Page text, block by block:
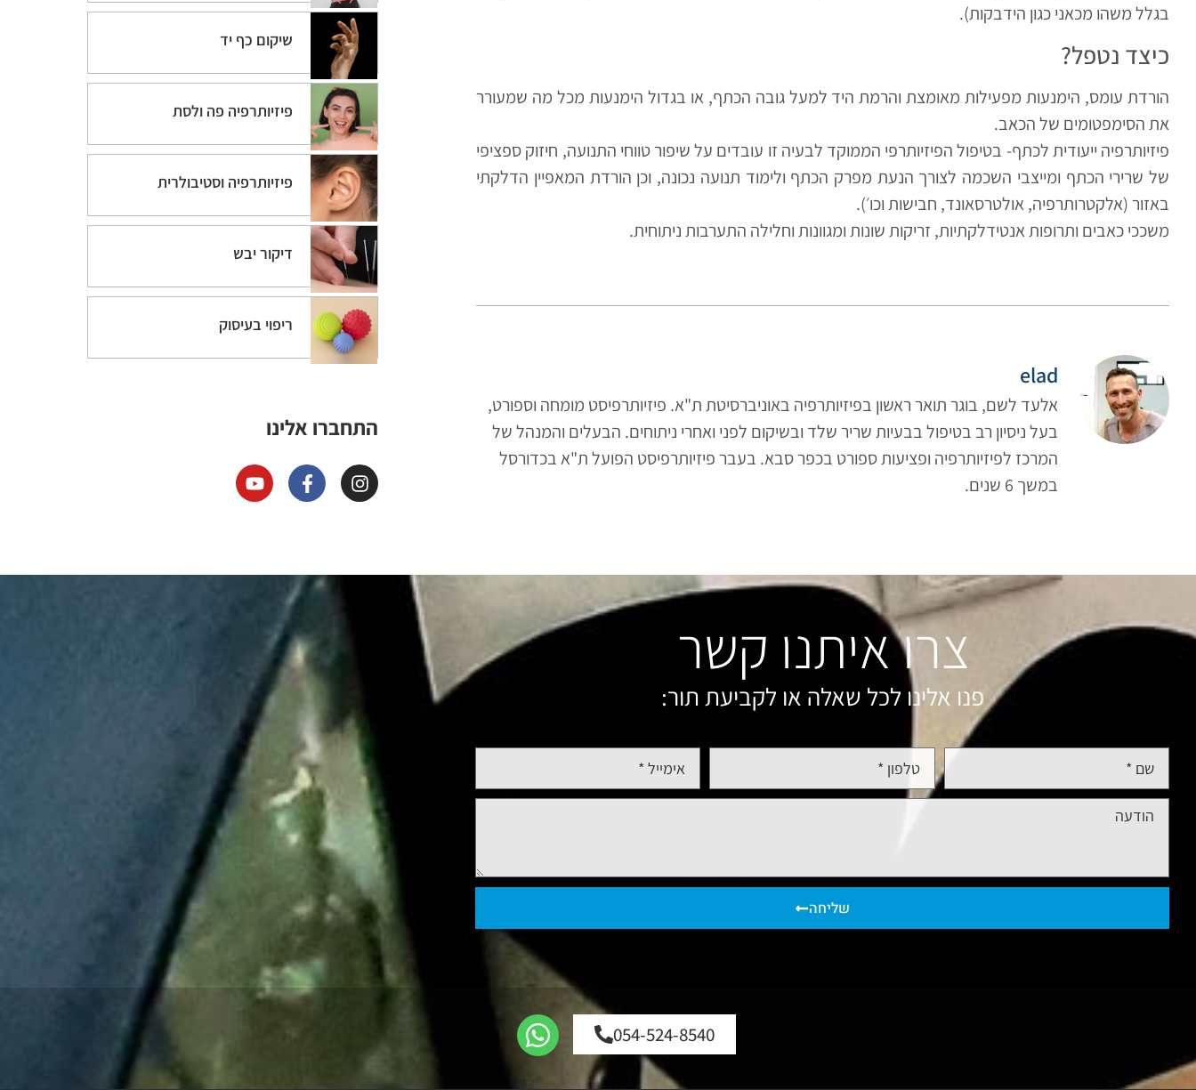
בגלל משהו מכאני כגון הידבקות).
כיצד נטפל?
הורדת עומס, הימנעות מפעילות מאומצת והרמת היד למעל גובה הכתף, או בגדול הימנעות מכל מה שמעורר
את הסימפטומים של הכאב.
פיזיותרפיה ייעודית לכתף- בטיפול הפיזיותרפי הממוקד לבעיה זו עובדים על שיפור טווחי התנועה, חיזוק ספציפי
של שרירי הכתף ומייצבי השכמה לצורך הנעת מפרק הכתף ולימוד תנועה נכונה, וכן הורדת המאפיין הדלקתי
באזור (אלקטרותרפיה, אולטרסאונד, חבישות וכו׳).
משככי כאבים ותרופות אנטידלקתיות, זריקות שונות ומגוונות וחלילה התערבות ניתוחית.
elad
אלעד לשם, בוגר תואר ראשון בפיזיותרפיה באוניברסיטת ת"א. פיזיותרפיסט מומחה וספורט,
בעל ניסיון רב בטיפול בבעיות שריר שלד ובשיקום לפני ואחרי ניתוחים. הבעלים והמנהל של
המרכז לפיזיותרפיה ופציעות ספורט בכפר סבא. בעבר פיזיותרפיסט הפועל ת"א בכדורסל
במשך 6 שנים.
שיקום כף יד
פיזיותרפיה פה ולסת
פיזיותרפיה וסטיבולרית
דיקור יבש
ריפוי בעיסוק
התחברו אלינו
צרו איתנו קשר
פנו אלינו לכל שאלה או לקביעת תור:
שליחה
054-524-8540